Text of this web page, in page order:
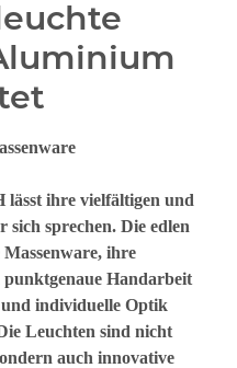
lässt ihre vielfältigen und
sprechen. Die edlen
ihre
Handarbeit
individuelle Optik
Leuchten sind nicht
auch innovative